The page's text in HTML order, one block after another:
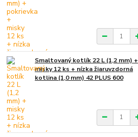
Smaltovaný kotlík 22 L (1,2 mm) +
misky 12 ks + nízka žiaruvzdorná
kotlina (1,0 mm) 42 PLUS 600